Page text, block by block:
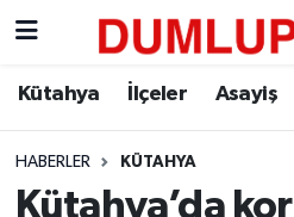
Kütahya İlçeler Asayiş
HABERLER KÜTAHYA
Kütahya’da
Asayiş
Diğer
Dünya
Kütahya Hava Durumu
Kütahya Trafik Yoğunluk
Süper Lig Puan Durumu